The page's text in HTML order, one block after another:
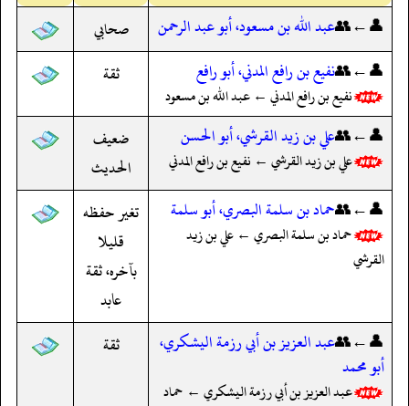
👤←👥عبد الله بن مسعود، أبو عبد الرحمن
صحابي
👤←👥نفيع بن رافع المدني، أبو رافع
نفيع بن رافع المدني ← عبد الله بن مسعود
ثقة
👤←👥علي بن زيد القرشي، أبو الحسن
علي بن زيد القرشي ← نفيع بن رافع المدني
ضعيف
الحديث
👤←👥حماد بن سلمة البصري، أبو سلمة
حماد بن سلمة البصري ← علي بن زيد
القرشي
تغير حفظه
قليلا
بآخره، ثقة
عابد
👤←👥عبد العزيز بن أبي رزمة اليشكري،
أبو محمد
عبد العزيز بن أبي رزمة اليشكري ← حماد
ثقة